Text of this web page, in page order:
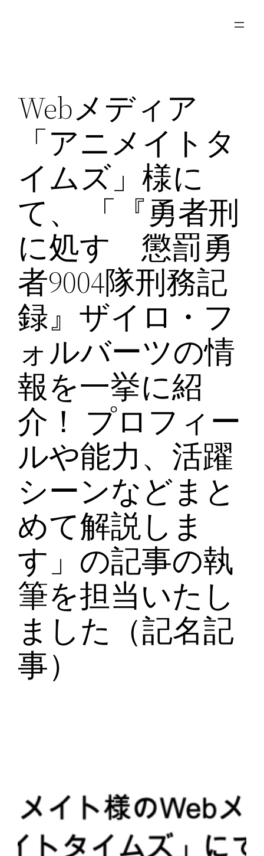
Webメディア
「アニメイトタ
イムズ」様に
て、 「『勇者刑
に処す 懲罰勇
者9004隊刑務記
録』ザイロ・フ
ォルバーツの情
報を一挙に紹
介！ プロフィー
ルや能力、活躍
シーンなどまと
めて解説しま
す」の記事の執
筆を担当いたし
ました（記名記
事）